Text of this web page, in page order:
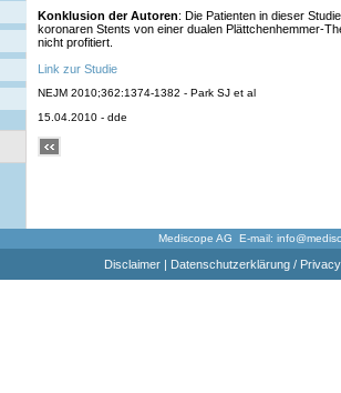
Konklusion der Autoren: Die Patienten in dieser
koronaren Stents von einer dualen Plättchenhemmer-
nicht profitiert.
Link zur Studie
NEJM 2010;362:1374-1382 - Park SJ et al
15.04.2010 - dde
Mediscope AG E-mail:
Disclaimer| Datenschutzerklärung /